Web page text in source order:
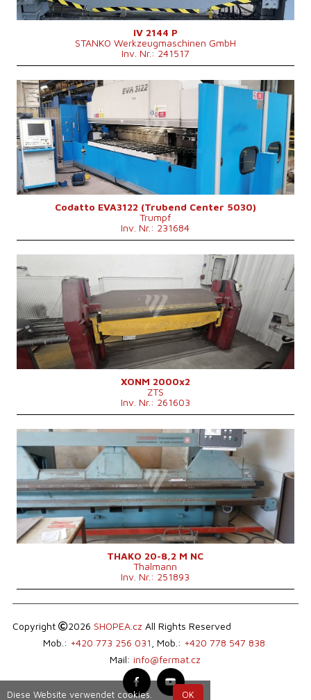
Kontrollsystem
nein
IV 2144 P
STANKO Werkzeugmaschinen GmbH
Inv. Nr.: 241517
Baujahr:
Max. Blechdicke
Blechbreite
3640 mm
Antriebsart bender Hydraulický
Maschinengewicht 26 500 kg
Hauptmotorleistung
34 kW
Kontrollsystem
nein
Codatto EVA3122 (Trubend Center 5030)
Trumpf
Inv. Nr.: 231684
Baujahr:
Max. Blechdicke
2 mm
Blechbreite
2000 mm
Antriebsart bender
Hydraulický
Maschinengewicht
2400 kg
Maschinenabmessungen L x B x H2780x640x1390 mm
Hauptmotorleistung
2,2 kW
Kontrollsystem
nein
XONM 2000x2
ZTS
Inv. Nr.: 261603
1994
Max. Blechdicke
2 mm
Blechbreite
8200 mm
Antriebsart bender
Hydraulický
Maschinenabmessungen L x B x H9400x2000x1600 mm
Maschinengewicht
7100 kg
Kontrollsystem
THAKO 20-8,2 M NC
Thalmann
Inv. Nr.: 251893
Copyright 2026 SHOPEA.cz All Rights Reserved
Mob.: +420 773 256 031 , Mob.: +420 778 547 838
Mail: info@fermat.cz
Diese Website verwendet cookies. OK